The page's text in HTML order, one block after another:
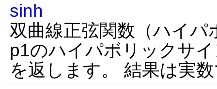
sinh
双曲線正弦関数（ハイ
p1のハイパボリックサ
を返します。 結果は実